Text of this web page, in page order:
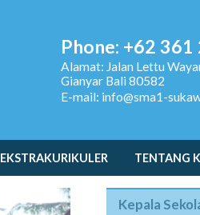
Phone: +62
Alamat: Jalan Lettu
Gianyar Bali 80582
E-mail: info@sma1-
EKSTRAKURIKULER TENTANG
Kepala